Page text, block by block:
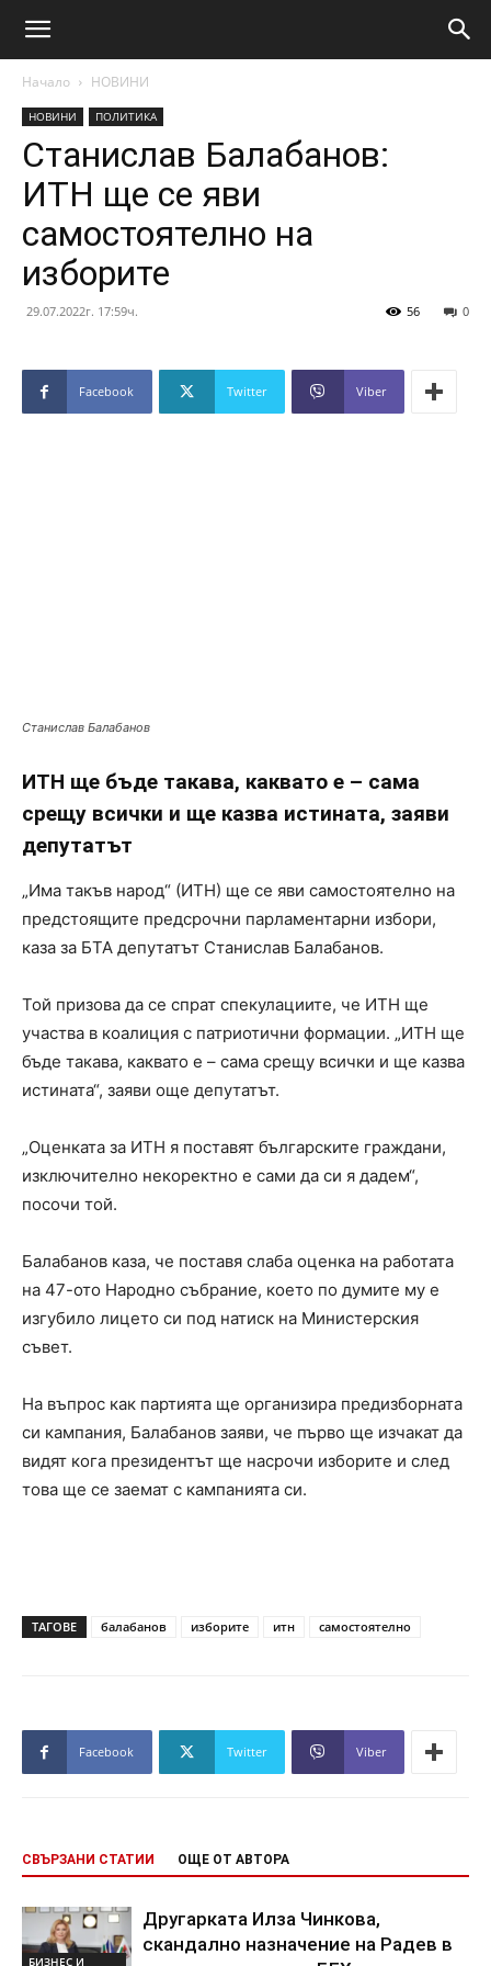
Начало НОВИНИ
НОВИНИ ПОЛИТИКА
Станислав Балабанов:
ИТН ще се яви
самостоятелно на
изборите
29.07.2022г. 17:59ч. 0
56
Facebook Twitter Viber
Станислав Балабанов
ИТН ще бъде такава, каквато е – сама
срещу всички и ще казва истината, заяви
депутатът
„Има такъв народ“ (ИТН) ще се яви самостоятелно на
предстоящите предсрочни парламентарни избори,
каза за БТА депутатът Станислав Балабанов.
Той призова да се спрат спекулациите, че ИТН ще
участва в коалиция с патриотични формации. „ИТН ще
бъде такава, каквато е – сама срещу всички и ще казва
истината“, заяви още депутатът.
„Оценката за ИТН я поставят българските граждани,
изключително некоректно е сами да си я дадем“,
посочи той.
Балабанов каза, че поставя слаба оценка на работата
на 47-ото Народно събрание, което по думите му е
изгубило лицето си под натиск на Министерския
съвет.
На въпрос как партията ще организира предизборната
си кампания, Балабанов заяви, че първо ще изчакат да
видят кога президентът ще насрочи изборите и след
това ще се заемат с кампанията си.
ТАГОВЕ балабанов изборите итн самостоятелно
Facebook Twitter Viber
СВЪРЗАНИ СТАТИИ ОЩЕ ОТ АВТОРА
БИЗНЕС И
Другарката Илза Чинкова,
скандално назначение на Радев в